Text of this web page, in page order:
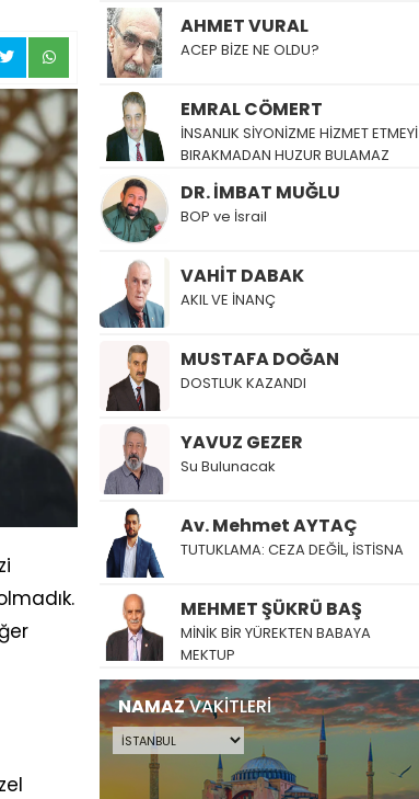
AHMET VURAL
ACEP BİZE NE OLDU?
EMRAL CÖMERT
İNSANLIK SİYONİZME HİZMET ETMEYİ
BIRAKMADAN HUZUR BULAMAZ
DR. İMBAT MUĞLU
BOP ve İsrail
VAHİT DABAK
AKIL VE İNANÇ
MUSTAFA DOĞAN
DOSTLUK KAZANDI
YAVUZ GEZER
Su Bulunacak
Av. Mehmet AYTAÇ
TUTUKLAMA: CEZA DEĞİL, İSTİSNA
MEHMET ŞÜKRÜ BAŞ
MİNİK BİR YÜREKTEN BABAYA
MEKTUP
NAMAZVAKİTLERİ